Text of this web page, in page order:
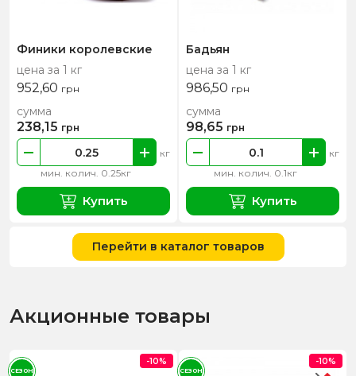
Финики королевские
цена за 1 кг
952,60 грн
мин. колич. 0.25кг
кг
сумма
238,15 грн
Купить
Бадьян
цена за 1 кг
986,50 грн
мин. колич. 0.1кг
кг
сумма
98,65 грн
Купить
Перейти в каталог товаров
Акционные товары
-10%
СЕЗОН
-10%
СЕЗОН